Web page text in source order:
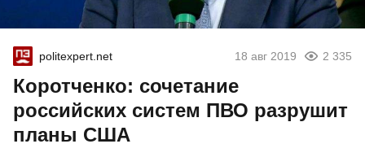
politexpert.net 18 авг 2019 2 335
Коротченко: сочетание
российских систем ПВО разрушит
планы США